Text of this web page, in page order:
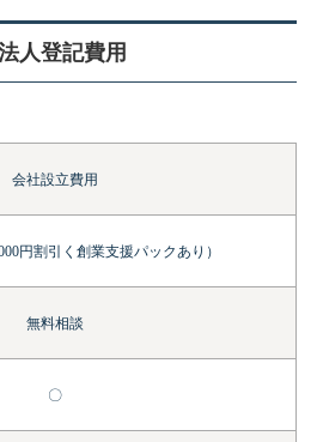
人登記費用
会社設立費用
円割引く創業支援パックあり）
無料相談
〇